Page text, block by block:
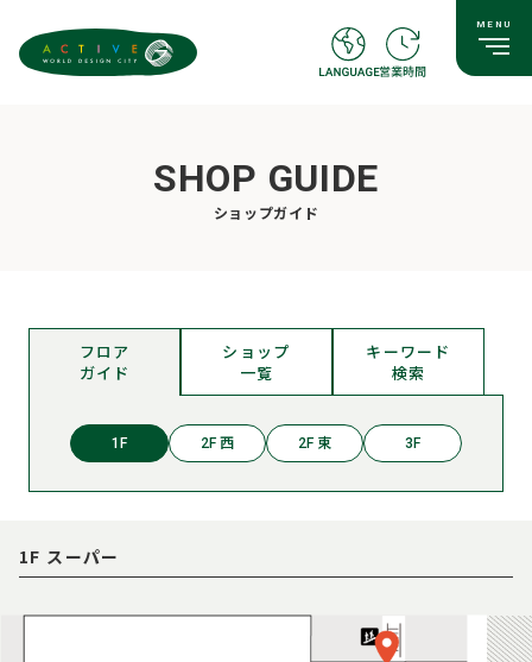
SHOP GUIDE
ショップガイド
フロア
ガイド
ショップ
一覧
キーワード
検索
1F 2F 西 2F 東 3F
1F スーパー